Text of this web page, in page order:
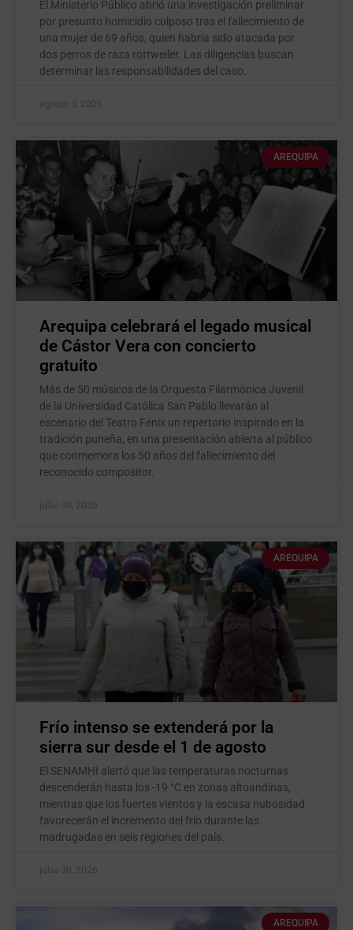
El Ministerio Público abrió una investigación preliminar
por presunto homicidio culposo tras el fallecimiento de
una mujer de 69 años, quien habría sido atacada por
dos perros de raza rottweiler. Las diligencias buscan
determinar las responsabilidades del caso.
agosto 3, 2026
AREQUIPA
Arequipa celebrará el legado musical
de Cástor Vera con concierto
gratuito
Más de 50 músicos de la Orquesta Filarmónica Juvenil
de la Universidad Católica San Pablo llevarán al
escenario del Teatro Fénix un repertorio inspirado en la
tradición puneña, en una presentación abierta al público
que conmemora los 50 años del fallecimiento del
reconocido compositor.
julio 30, 2026
AREQUIPA
Frío intenso se extenderá por la
sierra sur desde el 1 de agosto
El SENAMHI alertó que las temperaturas nocturnas
descenderán hasta los -19 °C en zonas altoandinas,
mientras que los fuertes vientos y la escasa nubosidad
favorecerán el incremento del frío durante las
madrugadas en seis regiones del país.
julio 30, 2026
AREQUIPA